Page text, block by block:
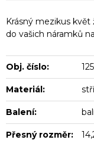
Krásný mezikus
do vašich náramků
Obj. číslo:
Materiál:
Balení:
Přesný rozměr: